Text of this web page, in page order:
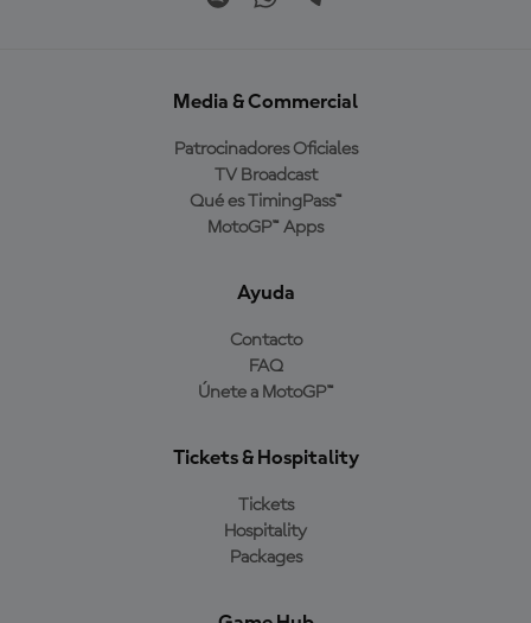
Media & Commercial
Patrocinadores Oficiales
TV Broadcast
Qué es TimingPass™
MotoGP™ Apps
Ayuda
Contacto
FAQ
Únete a MotoGP™
Tickets & Hospitality
Tickets
Hospitality
Packages